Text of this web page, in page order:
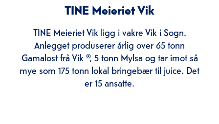
TINE Meieriet Vik
TINE Meieriet Vik ligg i vakre Vik i Sogn.
Anlegget produserer årlig over 65 tonn
Gamalost frå Vik ®, 5 tonn Mylsa og tar imot så
mye som 175 tonn lokal bringebær til juice. Det
er 15 ansatte.